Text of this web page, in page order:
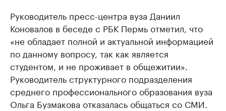
Руководитель пресс-центра вуза Даниил
Коновалов в беседе с РБК Пермь отметил, что
«не обладает полной и актуальной информацией
по данному вопросу, так как является
студентом, и не проживает в общежитии».
Руководитель структурного подразделения
среднего профессионального образования вуза
Ольга Бузмакова отказалась общаться со СМИ.